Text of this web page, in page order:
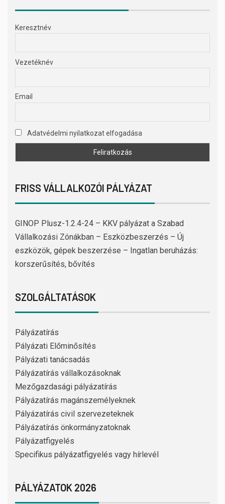
Keresztnév
Vezetéknév
Email
Adatvédelmi nyilatkozat elfogadása
FRISS VÁLLALKOZÓI PÁLYÁZAT
GINOP Plusz-1.2.4-24 – KKV pályázat a Szabad
Vállalkozási Zónákban – Eszközbeszerzés – Új
eszközök, gépek beszerzése – Ingatlan beruházás:
korszerűsítés, bővítés
SZOLGÁLTATÁSOK
Pályázatírás
Pályázati Előminősítés
Pályázati tanácsadás
Pályázatírás vállalkozásoknak
Mezőgazdasági pályázatírás
Pályázatírás magánszemélyeknek
Pályázatírás civil szervezeteknek
Pályázatírás önkormányzatoknak
Pályázatfigyelés
Specifikus pályázatfigyelés vagy hírlevél
PÁLYÁZATOK 2026